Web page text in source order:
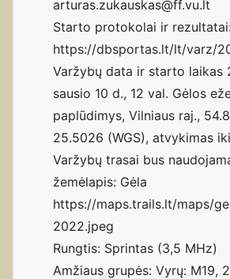
arturas.zukauskas@ff.vu.lt
Starto protokolai ir
https://dbsportas.lt/lt/varz/
Varžybų data ir starto laikas
sausio 10 d., 12 val. Gėlos
paplūdimys, Vilniaus raj.,
25.5026 (WGS), atvykimas
Varžybų trasai bus
žemėlapis: Gėla
https://maps.trails.lt/maps/
2022.jpeg
Rungtis: Sprintas (3,5 MHz)
Amžiaus grupės: Vyrų: M19,